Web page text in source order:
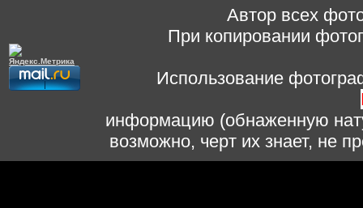
Автор всех
При копировании
Использование
информацию (обнаженную
возможно, черт их знает, не